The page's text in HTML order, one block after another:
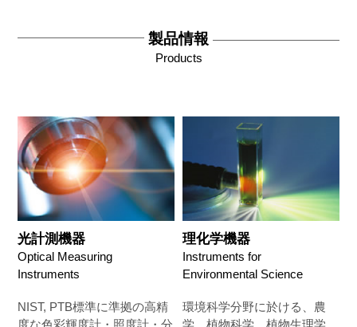
製品情報
Products
光計測機器
Optical Measuring
Instruments
NIST, PTB標準に準拠の高精
度な色彩輝度計・照度計・分
理化学機器
Instruments for
Environmental Science
環境科学分野に於ける、農
学、植物科学、植物生理学、